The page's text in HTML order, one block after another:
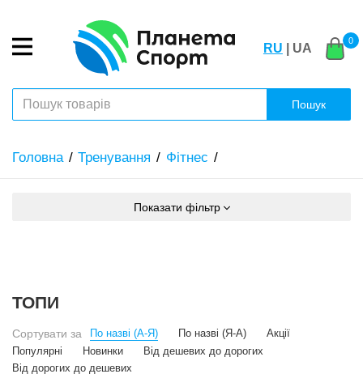
RU | UA
0
Пошук
Головна Тренування Фітнес
Показати фільтр
ТОПИ
Сортувати за По назві (А-Я) По назві (Я-А)
Акції
Популярні
Новинки
Від дешевих до дорогих
Від дорогих до дешевих